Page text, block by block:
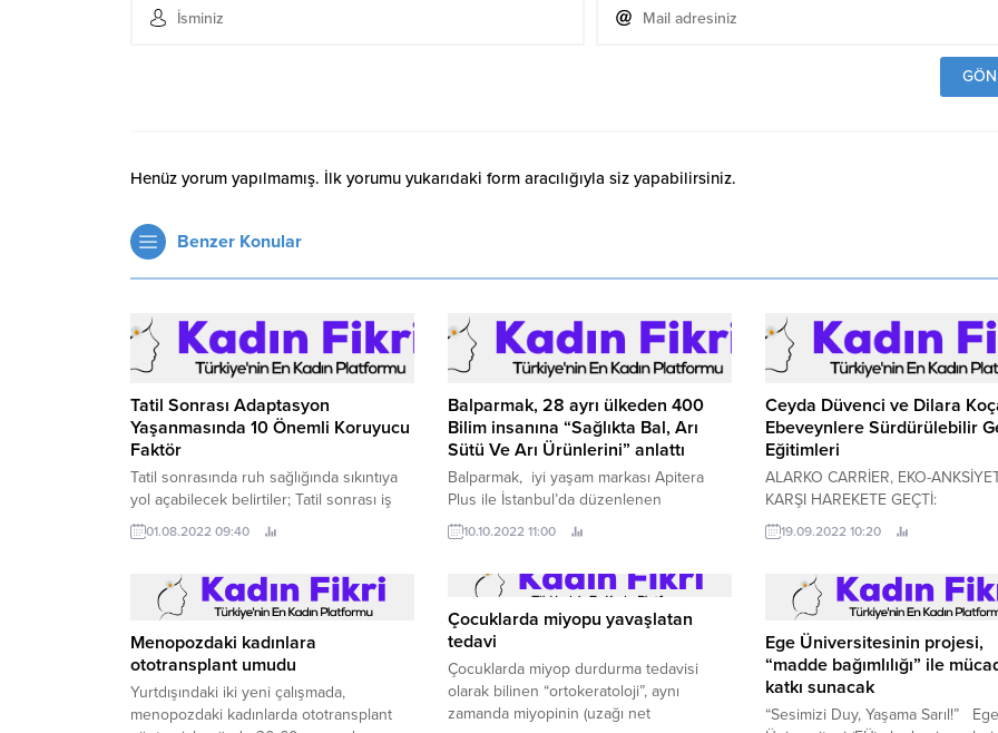
Henüz yorum yapılmamış. İlk yorumu yukarıdaki form aracılığıyla siz yapabilirsiniz.
Benzer Konular
Tatil Sonrası Adaptasyon
Yaşanmasında 10 Önemli Koruyucu
Faktör
Tatil sonrasında ruh sağlığında sıkıntıya
yol açabilecek belirtiler; Tatil sonrası iş
hayatına adaptasyon güçlüğü çoğu kişide
görülebilmektedir.
01.08.2022 09:40
Balparmak, 28 ayrı ülkeden 400
Bilim insanına “Sağlıkta Bal, Arı
Sütü Ve Arı Ürünlerini” anlattı
Balparmak, iyi yaşam markası Apitera
Plus ile İstanbul’da düzenlenen
Japonya’dan Kanada’ya, ABD’den
İspanya’ya 28 farklı ülkeden yaklaşık 400
10.10.2022 11:00
Ceyda Düvenci ve Dilara
Ebeveynlere Sürdürülebilir
Eğitimleri
ALARKO CARRİER, EKO-
KARŞI HAREKETE
EBEVEYNLERE
SÜRDÜRÜLEBİLİR GELECEK
Carrier’ın...
19.09.2022 10:20
Menopozdaki kadınlara
ototransplant umudu
Yurtdışındaki iki yeni çalışmada,
menopozdaki kadınlarda ototransplant
Çocuklarda miyopu yavaşlatan
tedavi
Çocuklarda miyop durdurma tedavisi
olarak bilinen “ortokeratoloji”, aynı
zamanda miyopinin (uzağı net
Ege Üniversitesinin projesi,
“madde bağımlılığı” ile
katkı sunacak
“Sesimizi Duy, Yaşama Sarıl!” Ege